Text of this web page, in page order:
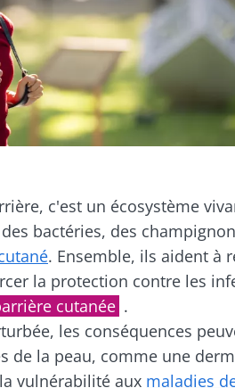
c'est un écosystème
bactéries, des
. Ensemble, ils aident à
la protection contre les
cutanée .
les conséquences
de la peau, comme une
vulnérabilité aux maladies